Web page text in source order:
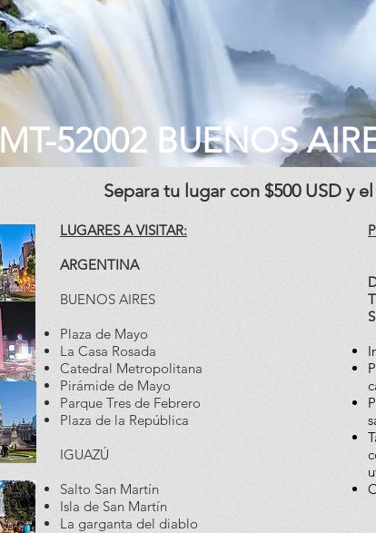
MT-52002 BUENOS
Separa tu lugar con $500 USD y
LUGARES A VISITAR:
ARGENTINA
BUENOS AIRES
Plaza de Mayo
La Casa Rosada
Catedral Metropolitana
Pirámide de Mayo
Parque Tres de Febrero
Plaza de la República
IGUAZÚ
Salto San Martín
Isla de San Martín
La garganta del diablo